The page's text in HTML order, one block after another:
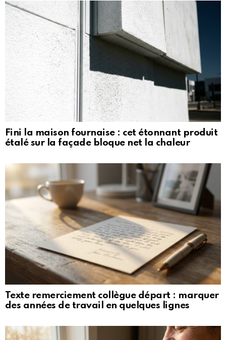
Fini la maison fournaise : cet étonnant produit
étalé sur la façade bloque net la chaleur
Texte remerciement collègue départ : marquer
des années de travail en quelques lignes